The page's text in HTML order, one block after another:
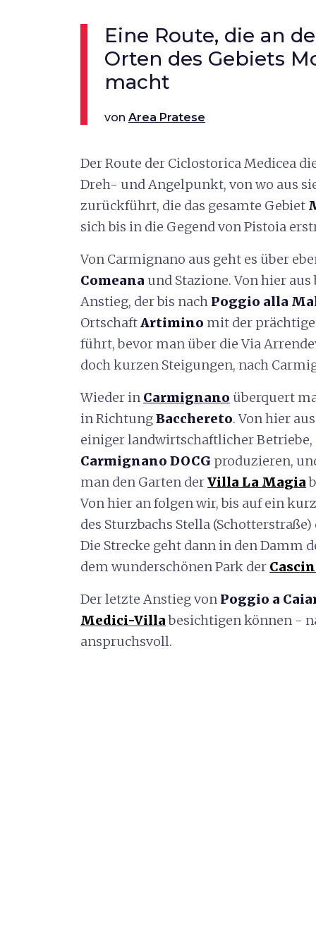
Eine Route, die an
Orten des Gebiets
macht
von Area Pratese
Der Route der Ciclostorica Medicea
Dreh- und Angelpunkt, von wo aus
zurückführt, die das gesamte Gebiet
sich bis in die Gegend von Pistoia
Von Carmignano aus geht es über
Comeana und Stazione. Von hier
Anstieg, der bis nach Poggio alla
OrtschaftArtimino mit der
führt, bevor man über die Via
doch kurzen Steigungen, nach
Wieder in Carmignano überquert
in RichtungBacchereto. Von hier
einiger landwirtschaftlicher
Carmignano DOCG produzieren,
man den Garten derVilla La Magia
Von hier an folgen wir, bis auf ein
des Sturzbachs Stella (Schotterstraße)
Die Strecke geht dann in den Damm
dem wunderschönen Park der
Der letzte Anstieg von Poggio a
Medici-Villabesichtigen können -
anspruchsvoll.